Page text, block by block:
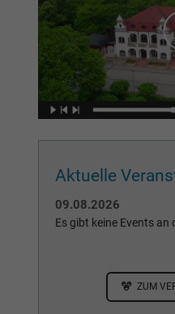
09.08.2026
Es gibt keine Events an